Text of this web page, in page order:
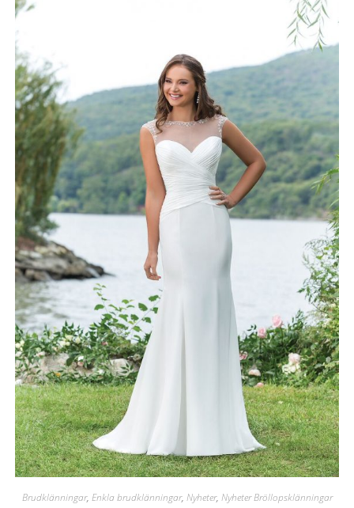
Brudklänningar, Enkla brudklänningar, Nyheter, Nyheter Bröllopsklänningar